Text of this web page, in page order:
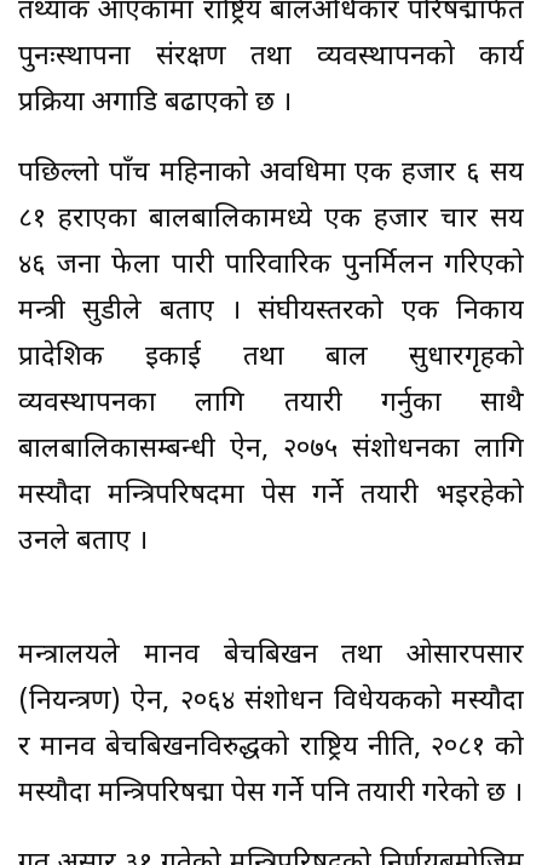
तथ्यांक आएकामा राष्ट्रिय बालअधिकार परिषद्मार्फत
पुनःस्थापना संरक्षण तथा व्यवस्थापनको कार्य
प्रक्रिया अगाडि बढाएको छ ।
पछिल्लो पाँच महिनाको अवधिमा एक हजार ६ सय
८१ हराएका बालबालिकामध्ये एक हजार चार सय
४६ जना फेला पारी पारिवारिक पुनर्मिलन गरिएको
मन्त्री सुडीले बताए । संघीयस्तरको एक निकाय
प्रादेशिक इकाई तथा बाल सुधारगृहको
व्यवस्थापनका लागि तयारी गर्नुका साथै
बालबालिकासम्बन्धी ऐन, २०७५ संशोधनका लागि
मस्यौदा मन्त्रिपरिषदमा पेस गर्ने तयारी भइरहेको
उनले बताए ।
मन्त्रालयले मानव बेचबिखन तथा ओसारपसार
(नियन्त्रण) ऐन, २०६४ संशोधन विधेयकको मस्यौदा
र मानव बेचबिखनविरुद्धको राष्ट्रिय नीति, २०८१ को
मस्यौदा मन्त्रिपरिषद्मा पेस गर्ने पनि तयारी गरेको छ ।